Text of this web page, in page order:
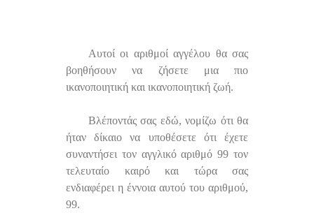
Αυτοί οι αριθμοί αγγέλου θα σας
βοηθήσουν να ζήσετε μια πιο
ικανοποιητική και ικανοποιητική ζωή.
Βλέποντάς σας εδώ, νομίζω ότι θα
ήταν δίκαιο να υποθέσετε ότι έχετε
συναντήσει τον αγγλικό αριθμό 99 τον
τελευταίο καιρό και τώρα σας
ενδιαφέρει η έννοια αυτού του αριθμού,
99.